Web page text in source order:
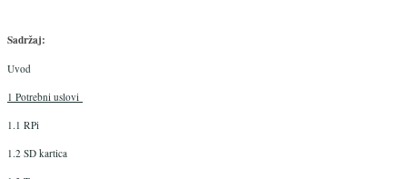
Sadržaj:
Uvod
1 Potrebni uslovi
1.1 RPi
1.2 SD kartica